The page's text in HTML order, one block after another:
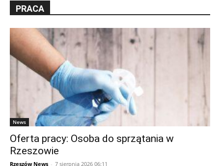
PRACA
News
Oferta pracy: Osoba do sprzątania w
Rzeszowie
Rzeszów News - 7 sierpnia 2026 06:11